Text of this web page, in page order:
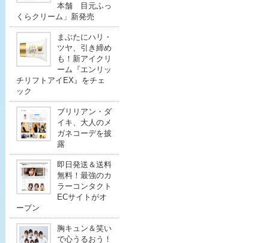
本舗 目元ふっ
くらクリーム」新発売
まぶたにハリ・
ツヤ、引き締め
も！新アイクリ
ーム『エンリッ
チリフトアイEX』をチェ
ック
ブリリアン・ダ
イキ、大人のメ
ガネコーデを披
露
即日発送＆送料
無料！最強のカ
ラーコンタクト
ECサイトがオ
ープン
胸キュン＆笑い
で心うるおう！